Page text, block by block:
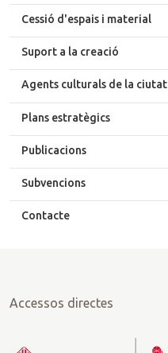
Cessió d'espais i material
Suport a la creació
Agents culturals de la ciutat
Plans estratègics
Publicacions
Subvencions
Contacte
Accessos directes